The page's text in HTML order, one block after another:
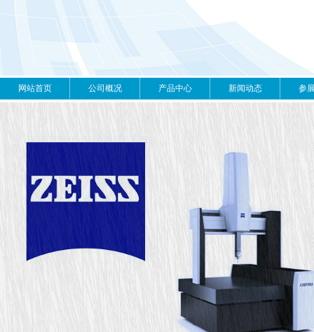
网站首页 公司概况 产品中心 新闻动态 参